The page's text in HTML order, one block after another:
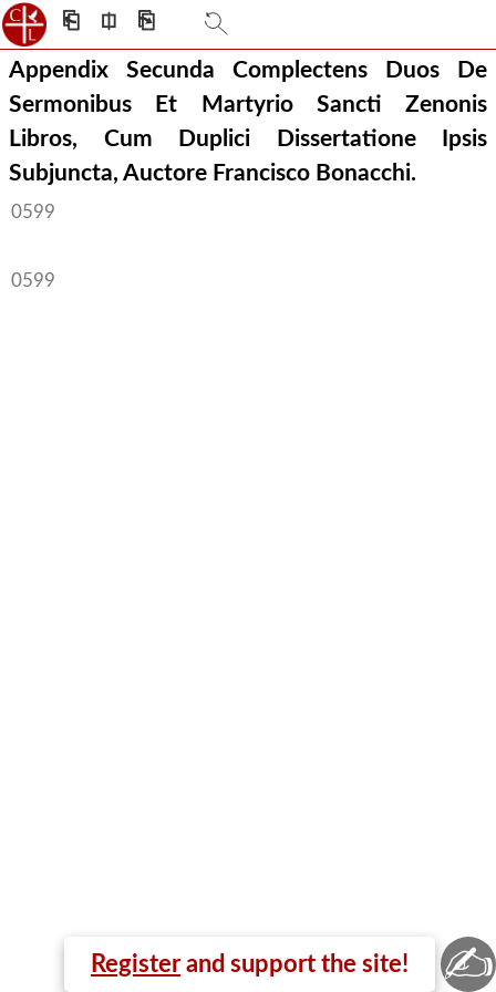
⎗ ⎅ ⎘
Appendix Secunda Complectens Duos De
Sermonibus Et Martyrio Sancti Zenonis
Libros, Cum Duplici Dissertatione Ipsis
Subjuncta, Auctore Francisco Bonacchi.
0599
0599
Register and support the site! ✍